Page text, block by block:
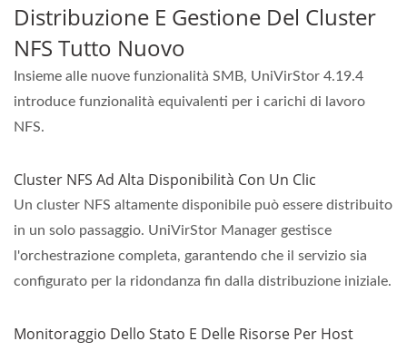
Distribuzione E Gestione Del Cluster
NFS Tutto Nuovo
Insieme alle nuove funzionalità SMB, UniVirStor 4.19.4
introduce funzionalità equivalenti per i carichi di lavoro
NFS.
Cluster NFS Ad Alta Disponibilità Con Un Clic
Un cluster NFS altamente disponibile può essere distribuito
in un solo passaggio. UniVirStor Manager gestisce
l'orchestrazione completa, garantendo che il servizio sia
configurato per la ridondanza fin dalla distribuzione iniziale.
Monitoraggio Dello Stato E Delle Risorse Per Host